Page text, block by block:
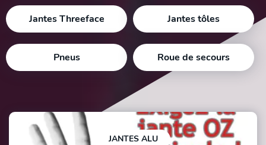
Jantes Threeface Jantes tôles
Pneus Roue de secours
JANTES ALU